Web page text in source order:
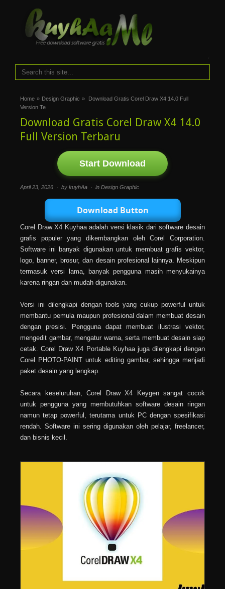
Home » Design Graphic »
Download Gratis Corel Draw X4 14.0 Full
Version Te
Download Gratis Corel Draw X4 14.0
Full Version Terbaru
Start Download
April 23, 2026 · by kuyhAa · in Design Graphic
Download Button
Corel Draw X4 Kuyhaa adalah versi klasik dari software desain
grafis populer yang dikembangkan oleh Corel Corporation.
Software ini banyak digunakan untuk membuat grafis vektor,
logo, banner, brosur, dan desain profesional lainnya. Meskipun
termasuk versi lama, banyak pengguna masih menyukainya
karena ringan dan mudah digunakan.
Versi ini dilengkapi dengan tools yang cukup powerful untuk
membantu pemula maupun profesional dalam membuat desain
dengan presisi. Pengguna dapat membuat ilustrasi vektor,
mengedit gambar, mengatur warna, serta membuat desain siap
cetak. Corel Draw X4 Portable Kuyhaa juga dilengkapi dengan
Corel PHOTO-PAINT untuk editing gambar, sehingga menjadi
paket desain yang lengkap.
Secara keseluruhan, Corel Draw X4 Keygen sangat cocok
untuk pengguna yang membutuhkan software desain ringan
namun tetap powerful, terutama untuk PC dengan spesifikasi
rendah. Software ini sering digunakan oleh pelajar, freelancer,
dan bisnis kecil.